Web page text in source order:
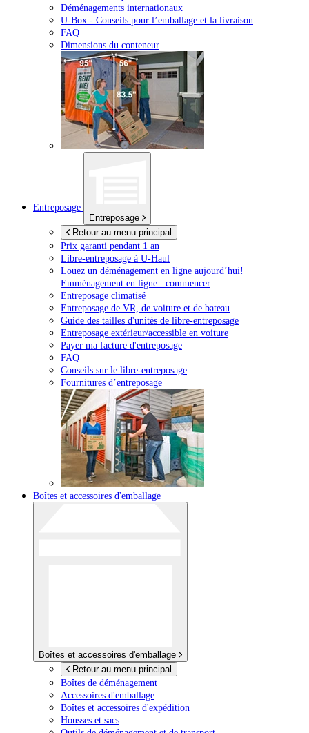
Déménagements internationaux
U-Box - Conseils pour l’emballage et la livraison
FAQ
Dimensions du conteneur
Entreposage
Entreposage
Retour au menu principal
Prix garanti pendant 1 an
Libre-entreposage à U-Haul
Louez un déménagement en ligne aujourd’hui!
Emménagement en ligne : commencer
Entreposage climatisé
Entreposage de VR, de voiture et de bateau
Guide des tailles d'unités de libre-entreposage
Entreposage extérieur/accessible en voiture
Payer ma facture d'entreposage
FAQ
Conseils sur le libre-entreposage
Fournitures d’entreposage
Boîtes et accessoires d'emballage
Boîtes et accessoires d'emballage
Retour au menu principal
Boîtes de déménagement
Accessoires d'emballage
Boîtes et accessoires d'expédition
Housses et sacs